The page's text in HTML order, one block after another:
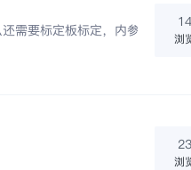
需要标定板标定，内参标定不14
浏
23
浏